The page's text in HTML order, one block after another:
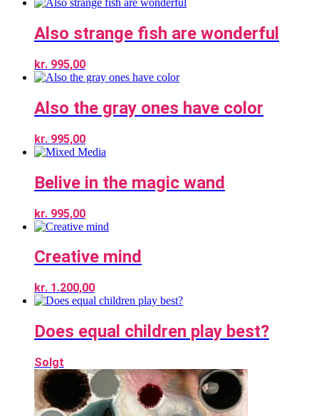
Also strange fish are wonderful
kr. 995,00
Also the gray ones have color
kr. 995,00
Belive in the magic wand
kr. 995,00
Creative mind
kr. 1.200,00
Does equal children play best?
Solgt